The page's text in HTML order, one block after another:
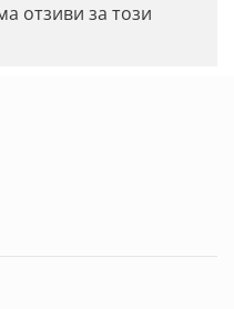
отзиви за този